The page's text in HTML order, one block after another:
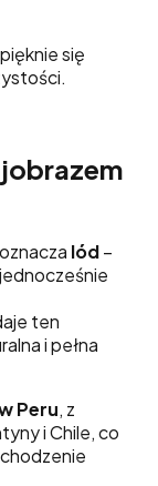
się
lód–
ten
i pełna
Peru, z
i Chile, co